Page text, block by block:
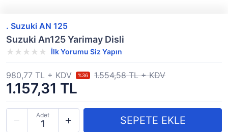
. Suzuki AN 125
Suzuki An125 Yarimay Disli
İlk Yorumu Siz Yapın
1.157,31 TL
980,77 TL + KDV %36 1.554,58 TL + KDV
Adet